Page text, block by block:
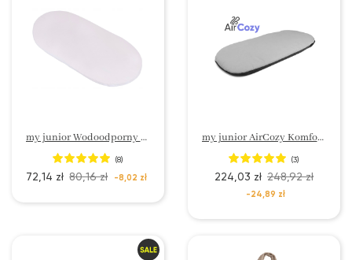
my junior Wodoodporny ochraniacz na materac
(8)
72,14 zł 80,16 zł -8,02 zł
my junior AirCozy Komfort Materac
(3)
224,03 zł 248,92 zł
-24,89 zł